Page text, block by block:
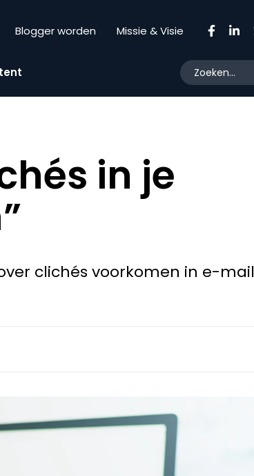
Blogger worden Missie & Visie
in je
clichés voorkomen in e-mail